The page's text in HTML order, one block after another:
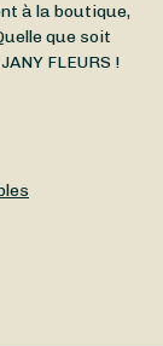
à la boutique,
que soit
FLEURS !